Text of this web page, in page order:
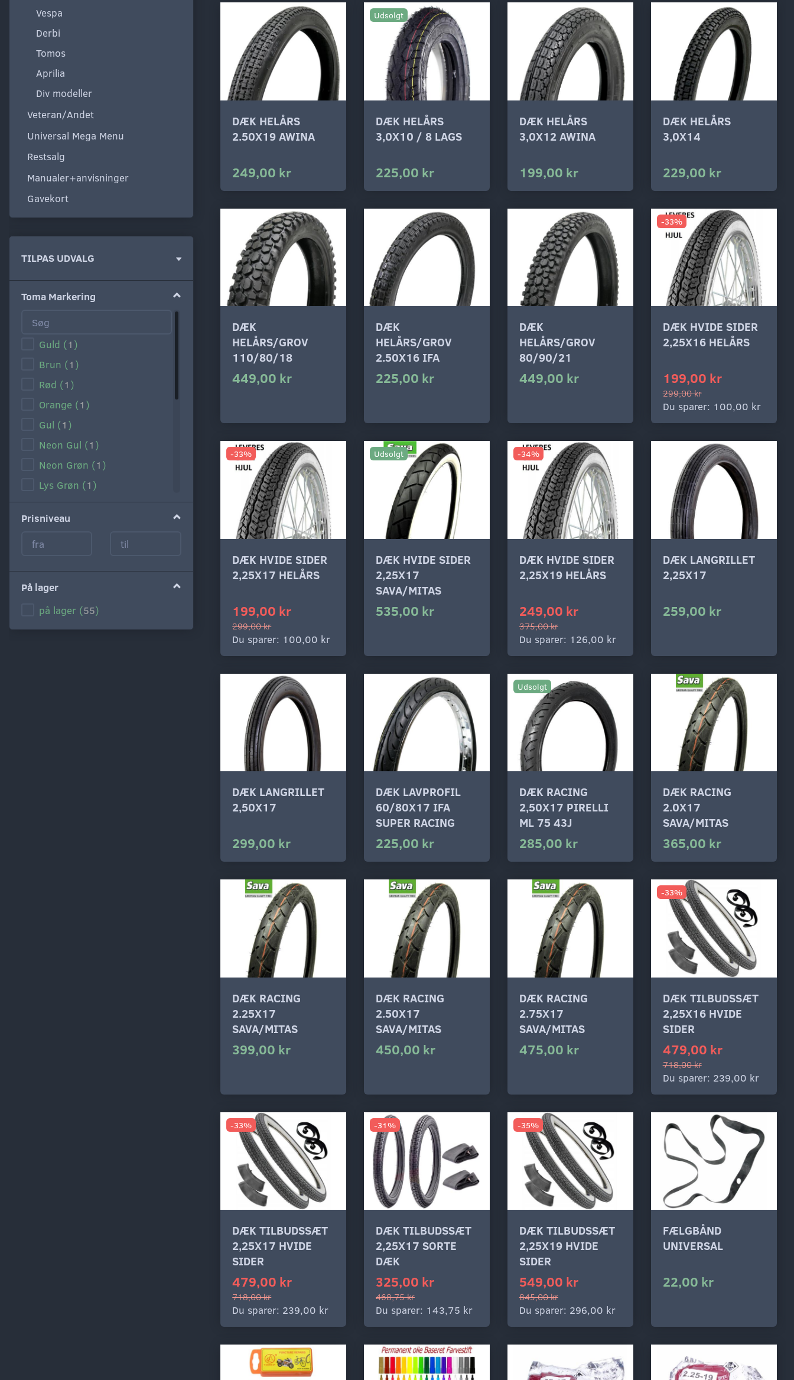
Vespa
Derbi
Tomos
Aprilia
Div modeller
Veteran/Andet
Universal Mega Menu
Restsalg
Manualer+anvisninger
Gavekort
TILPAS UDVALG
Toma Markering
Guld (1 )
Brun (1 )
Rød (1 )
Orange (1 )
Gul (1 )
Neon Gul (1 )
Neon Grøn (1 )
Lys Grøn (1 )
Mørk Grøn(1)
Lys Blå
Blå
Lyserød
Hvid(1)
Prisniveau
På lager
på lager (55)
DÆK HELÅRS
2.50X19 AWINA
249,00 kr
Udsolgt
DÆK HELÅRS
3,0X10 / 8 LAGS
225,00 kr
DÆK HELÅRS
3,0X12 AWINA
199,00 kr
DÆK HELÅRS
3,0X14
229,00 kr
DÆK
HELÅRS/GROV
110/80/18
449,00 kr
DÆK
HELÅRS/GROV
2.50X16 IFA
225,00 kr
DÆK
HELÅRS/GROV
80/90/21
449,00 kr
-33%
DÆK HVIDE SIDER
2,25X16 HELÅRS
199,00 kr
299,00 kr
Du sparer: 100,00 kr
-33%
DÆK HVIDE SIDER
2,25X17 HELÅRS
199,00 kr
299,00 kr
Du sparer: 100,00 kr
Udsolgt
DÆK HVIDE SIDER
2,25X17
SAVA/MITAS
535,00 kr
-34%
DÆK HVIDE SIDER
2,25X19 HELÅRS
249,00 kr
375,00 kr
Du sparer: 126,00 kr
DÆK LANGRILLET
2,25X17
259,00 kr
DÆK LANGRILLET
2,50X17
299,00 kr
DÆK LAVPROFIL
60/80X17 IFA
SUPER RACING
225,00 kr
Udsolgt
DÆK RACING
2,50X17 PIRELLI
ML 75 43J
285,00 kr
DÆK RACING
2.0X17
SAVA/MITAS
365,00 kr
DÆK RACING
2.25X17
SAVA/MITAS
399,00 kr
DÆK RACING
2.50X17
SAVA/MITAS
450,00 kr
DÆK RACING
2.75X17
SAVA/MITAS
475,00 kr
-33%
DÆK TILBUDSSÆT
2,25X16 HVIDE
SIDER
479,00 kr
718,00 kr
Du sparer: 239,00 kr
-33%
DÆK TILBUDSSÆT
2,25X17 HVIDE
SIDER
479,00 kr
718,00 kr
Du sparer: 239,00 kr
-31%
DÆK TILBUDSSÆT
2,25X17 SORTE
DÆK
325,00 kr
468,75 kr
Du sparer: 143,75 kr
-35%
DÆK TILBUDSSÆT
2,25X19 HVIDE
SIDER
549,00 kr
845,00 kr
Du sparer: 296,00 kr
FÆLGBÅND
UNIVERSAL
22,00 kr